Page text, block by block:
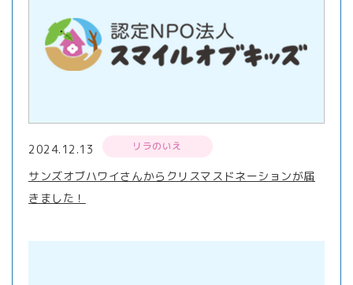
2024.12.13 リラのいえ
サンズオブハワイさんからクリスマスドネーションが届
きました！